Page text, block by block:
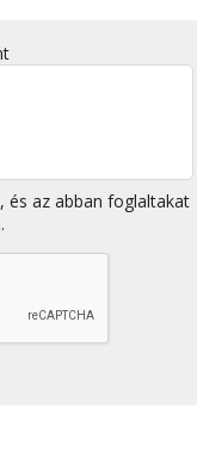
az abban foglaltakat